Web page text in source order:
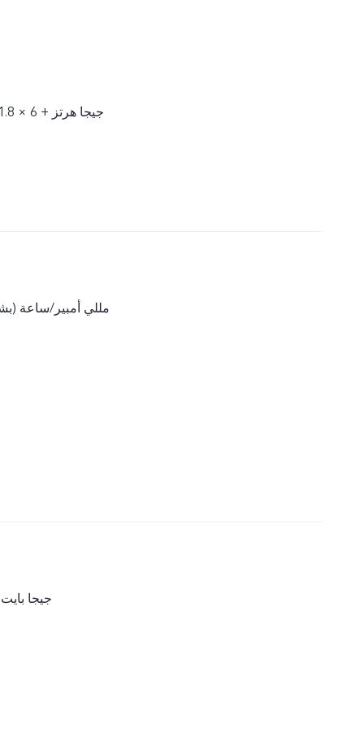
2 × 2.0 جيجا هرتز + 6 × 1.8 جيجا هرتز
5000 مللي أمبير/
4 جيجا بايت + 128